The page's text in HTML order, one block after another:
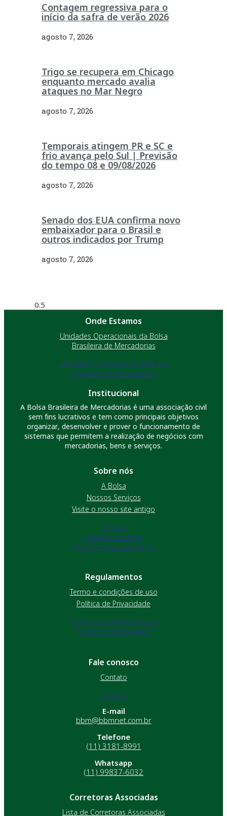
Contagem regressiva para o
início da safra de verão 2026
agosto 7, 2026
Trigo se recupera em Chicago
enquanto mercado avalia
ataques no Mar Negro
agosto 7, 2026
Temporais atingem PR e SC e
frio avança pelo Sul | Previsão
do tempo 08 e 09/08/2026
agosto 7, 2026
Senado dos EUA confirma novo
embaixador para o Brasil e
outros indicados por Trump
agosto 7, 2026
Onde Estamos
Unidades Operacionais da Bolsa
Brasileira de Mercadorias
Unidades Operacionais da Bolsa
Brasileira de Mercadorias
Institucional
A Bolsa Brasileira de Mercadorias é uma associação civil
sem fins lucrativos e tem como principais objetivos
organizar, desenvolver e prover o funcionamento de
sistemas que permitem a realização de negócios com
mercadorias, bens e serviços.
Sobre nós
A Bolsa
Nossos Serviços
Visite o nosso site antigo
A Bolsa
Nossos Serviços
Visite o nosso site antigo
Regulamentos
Termo e condições de uso
Política de Privacidade
Termo e condições de uso
Política de Privacidade
Fale conosco
Contato
Contato
E-mail
bbm@bbmnet.com.br
Telefone
(11) 3181-8991
Whatsapp
(11) 99837-6032
Corretoras Associadas
Lista de Corretoras Associadas